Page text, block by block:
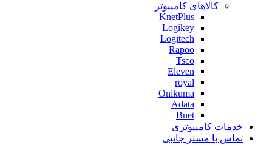
کالاهای کامپیوتر
KnetPlus
Logikey
Logitech
Rapoo
Tsco
Eleven
royal
Onikuma
Adata
Bnet
خدمات کامپیوتری
تماس با مستر جانبی